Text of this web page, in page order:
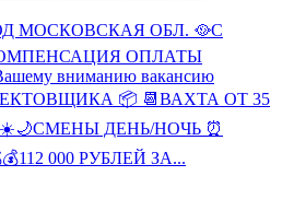
МОСКОВСКАЯ ОБЛ. 🥘С
ОПЛАТЫ
вниманию вакансию
📦 📆ВАХТА ОТ 35
ДЕНЬ/НОЧЬ ⏰
000 РУБЛЕЙ ЗА...